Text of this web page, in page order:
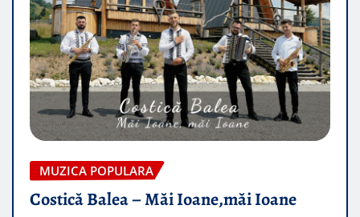
MUZICA POPULARA
Costică Balea – Măi Ioane,măi Ioane